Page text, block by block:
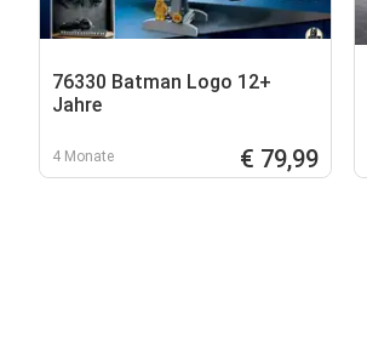
76330 Batman Logo 12+
Jahre
4 Monate € 79,99